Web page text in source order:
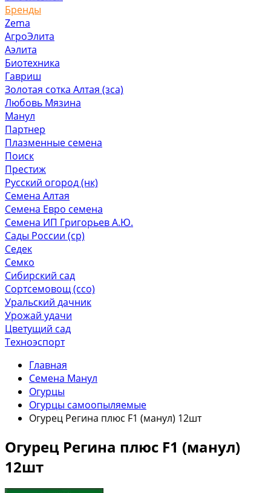
Бренды
Zema
АгроЭлита
Аэлита
Биотехника
Гавриш
Золотая сотка Алтая (зса)
Любовь Мязина
Манул
Партнер
Плазменные семена
Поиск
Престиж
Русский огород (нк)
Семена Алтая
Семена Евро семена
Семена ИП Григорьев А.Ю.
Сады России (ср)
Седек
Семко
Сибирский сад
Сортсемовощ (ссо)
Уральский дачник
Урожай удачи
Цветущий сад
Техноэспорт
Главная
Семена Манул
Огурцы
Огурцы самоопыляемые
Огурец Регина плюс F1 (манул) 12шт
Огурец Регина плюс F1 (манул)
12шт